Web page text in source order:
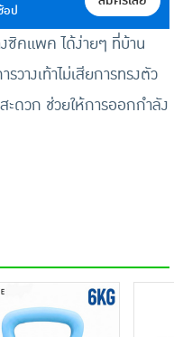
อป
ซิคแพค ได้ง่ายๆ ที่บ้าน
วางเท้าไม่เสียการทรงตัว
ดวก ช่วยให้การออกกำลัง